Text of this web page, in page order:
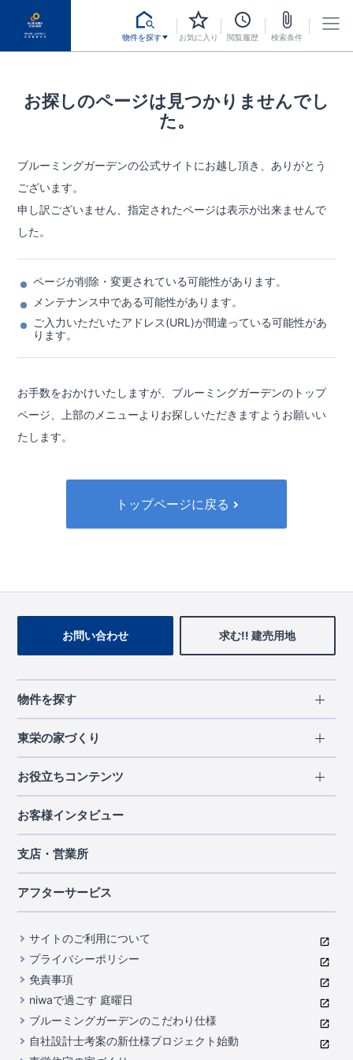
物件を探す お気に入り 閲覧履歴 検索条件
お探しのページは見つかりませんでし
た。
ブルーミングガーデンの公式サイトにお越し頂き、ありがとう
ございます。
申し訳ございません、指定されたページは表示が出来ませんで
した。
ページが削除・変更されている可能性があります。
メンテナンス中である可能性があります。
ご入力いただいたアドレス(URL)が間違っている可能性があ
ります。
お手数をおかけいたしますが、ブルーミングガーデンのトップ
ページ、
上部のメニューよりお探しいただきますようお願いい
たします。
トップページに戻る
お問い合わせ 求む!! 建売用地
物件を探す
エリアから探す
北海道・東北
北海道
宮城県
千葉県
中部
山梨県
静岡県
滋賀県
京都府
中国・四国
岡山県
広島県
九州・沖縄
東栄の家づくり
長期優良住宅
住宅性能評価書
ブルーミングガーデンは地震につよい<建物編>
室内空間を快適に保つ断熱性能
コストパフォーマンスに自信
充実のアフターサポート
第三者評価によるお墨付き
家づくりのプロにも選ばれるブルーミングガーデン
住んでみるとじわじわ伝わる暮らしやすさへのこだわり
お役立ちコンテンツ
ご契約までの道のり
現地見学ガイド
ご紹介制度のご案内
東栄INDEX（用語集）
お客様インタビュー
支店・営業所
アフターサービス
サイトのご利用について
プライバシーポリシー
免責事項
niwaで過ごす 庭曜日
ブルーミングガーデンのこだわり仕様
自社設計士考案の新仕様プロジェクト始動